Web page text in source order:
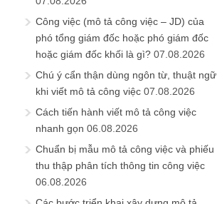
Công việc (mô tả công việc – JD) của
phó tổng giám đốc hoặc phó giám đốc
hoặc giám đốc khối là gì? 07.08.2026
Chú ý cẩn thận dùng ngôn từ, thuật ngữ
khi viết mô tả công việc 07.08.2026
Cách tiến hành viết mô tả công việc
nhanh gọn 06.08.2026
Chuẩn bị mẫu mô tả công việc và phiếu
thu thập phân tích thông tin công việc
06.08.2026